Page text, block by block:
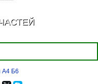
А4 Б6